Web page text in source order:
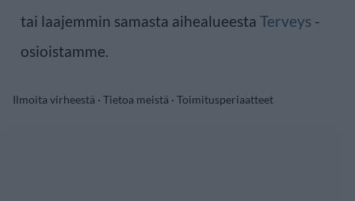
tai laajemmin samasta aihealueesta Terveys -
osioistamme.
Ilmoita virheestä · Tietoa meistä · Toimitusperiaatteet